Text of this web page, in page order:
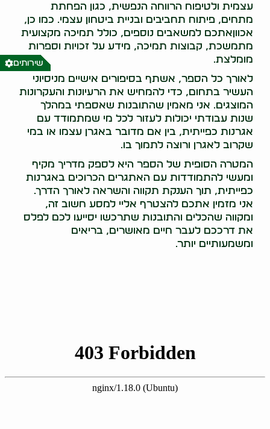
עצמית ולטיפוח הרווחה הנפשית, כגון הפחתת
מתחים, פיתוח תחביבים ובניית ביטחון עצמי. כמו כן,
אכווןאתכם למשאבים נוספים, כולל תמיכה מקצועית
מתמשכת, קבוצות תמיכה, מידע על זכויות וספרות
מומלצת.
לאורך כל הספר, אשתף בסיפורים אישיים מניסיוני
העשיר בתחום, כדי להמחיש את הרעיונות והעקרונות
המוצגים. אני מאמין שהתובנות שאספתי במהלך
שנות עבודתי יכולות לעזור לכל מי שמתמודד עם
אגרנות כפייתית, בין אם מדובר באגרן עצמו או במי
שקרוב לאגרן ורוצה לתמוך בו.
המטרה הסופית של הספר היא לספק מדריך מקיף
ומעשי להתמודדות עם האתגרים הכרוכים באגרנות
כפייתית, תוך הענקת תקווה והשראה לאורך הדרך.
אני מזמין אתכם להצטרף אליי למסע חשוב זה,
ומקווה שהכלים והתובנות שתרכשו יסייעו לכם לפלס
את דרככם לעבר חיים מאושרים, בריאים
ומשמעותיים יותר.
שירותים